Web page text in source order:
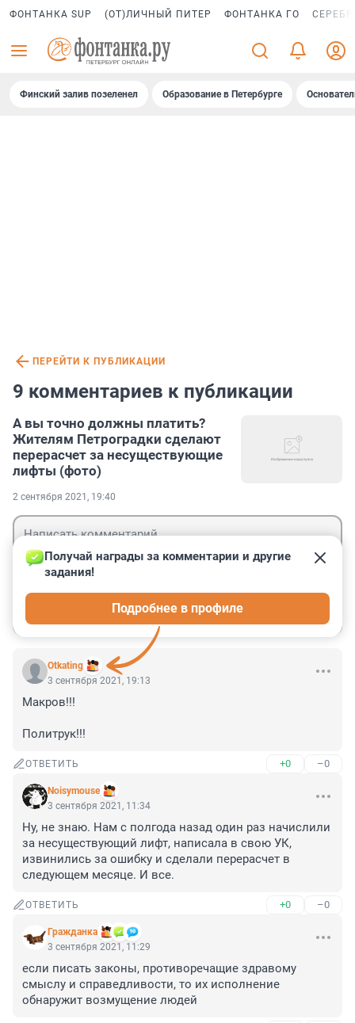
ФОНТАНКА SUP (ОТ)ЛИЧНЫЙ ПИТЕР ФОНТАНКА ГО
Финский залив позеленел Образование в Петербурге
ПЕРЕЙТИ К ПУБЛИКАЦИИ
9 комментариев к публикации
А вы точно должны платить?
Жителям Петроградки сделают
перерасчет за несуществующие
лифты (фото)
2 сентября 2021, 19:40
Otkating
Получай награды за комментарии и другие
задания!
Подробнее в профиле
3 сентября 2021, 19:13
Макров!!!
Политрук!!!
ОТВЕТИТЬ +0 –0
Noisymouse
3 сентября 2021, 11:34
Ну, не знаю. Нам с полгода назад один раз начислили
за несуществующий лифт, написала в свою УК,
извинились за ошибку и сделали перерасчет в
следующем месяце. И все.
ОТВЕТИТЬ +0 –0
Гражданкa
3 сентября 2021, 11:29
если писать законы, противоречащие здравому
смыслу и справедливости, то их исполнение
обнаружит возмущение людей